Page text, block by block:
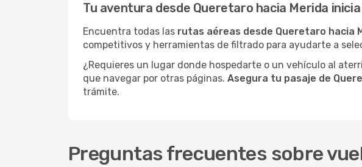
Tu aventura desde Queretaro hacia Merida
Encuentra todas las rutas aéreas desde Queretaro hacia
competitivos y herramientas de filtrado para ayudarte a
¿Requieres un lugar donde hospedarte o un vehículo al
que navegar por otras páginas. Asegura tu pasaje de
trámite.
Preguntas frecuentes sobre